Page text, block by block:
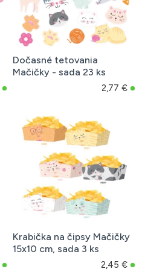
Dočasné tetovania
Mačičky - sada 23 ks
2,77 €
Krabička na čipsy Mačičky
15x10 cm, sada 3 ks
2,45 €